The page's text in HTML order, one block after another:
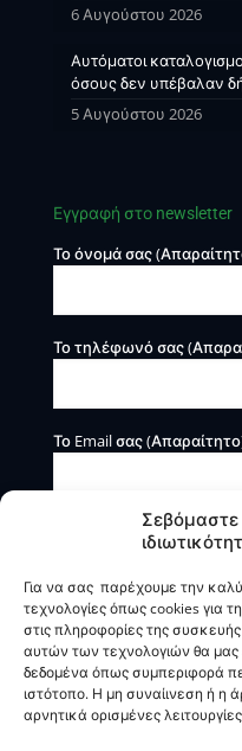
Σεβόμαστε
Για να σας παρέχουμε την
τεχνολογίες όπως cookies για
στις πληροφορίες της
αυτών των τεχνολογιών θα
δεδομένα όπως συμπεριφορά
ιστότοπο. Η μη συναίινεση ή η
αρνητικά ορισμένες
6 Αυγούστου 2026
Αυτόματοι
όσους δεν υπέβαλαν
5 Αυγούστου 2026
Εγγραφή στο newsletter
Το όνομά σας
Το τηλέφωνό σας
Το Email σας
Η BOXmind παρέχει
υπηρεσίες. Δεν
διαγραφής οφειλών.